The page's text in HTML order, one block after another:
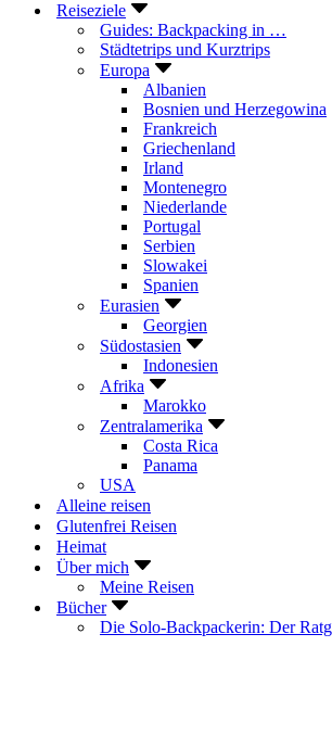
Reiseziele
Guides: Backpacking in …
Städtetrips und Kurztrips
Europa
Albanien
Bosnien und Herzegowina
Frankreich
Griechenland
Irland
Montenegro
Niederlande
Portugal
Serbien
Slowakei
Spanien
Eurasien
Georgien
Südostasien
Indonesien
Afrika
Marokko
Zentralamerika
Costa Rica
Panama
USA
Alleine reisen
Glutenfrei Reisen
Heimat
Über mich
Meine Reisen
Bücher
Die Solo-Backpackerin: Der